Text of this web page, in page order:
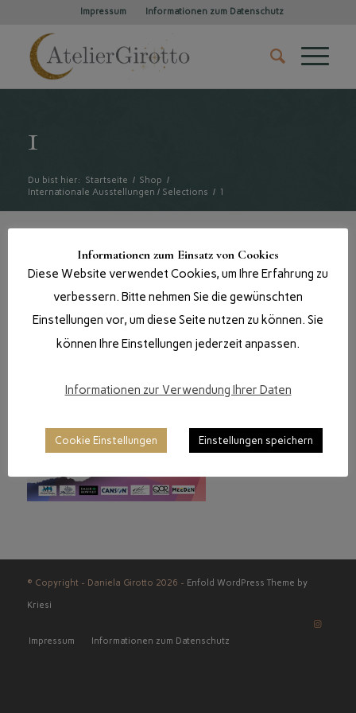
Impressum Informationen zum Datenschutz
1
Du bist hier: Startseite / Shop /
Internationale Ausstellungen / Selections / 1
© Copyright - Daniela Girotto 2026 - Enfold WordPress Theme by
Kriesi
Impressum Informationen zum Datenschutz
Informationen zum Einsatz von Cookies
Diese Website verwendet Cookies, um Ihre Erfahrung zu
verbessern. Bitte nehmen Sie die gewünschten
Einstellungen vor, um diese Seite nutzen zu können. Sie
können Ihre Einstellungen jederzeit anpassen.
Informationen zur Verwendung Ihrer Daten
Cookie Einstellungen Einstellungen speichern